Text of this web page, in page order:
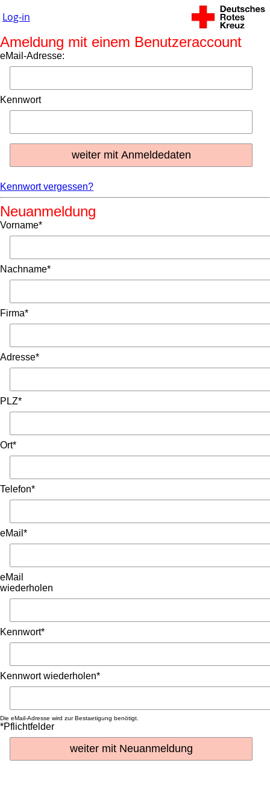
Log-in
Ameldung mit einem Benutzeraccount
eMail-Adresse:
Kennwort
Kennwort vergessen?
Neuanmeldung
Vorname*
Nachname*
Firma*
Adresse*
PLZ*
Ort*
Telefon*
eMail*
eMail
wiederholen
Kennwort*
Kennwort wiederholen*
Die eMail-Adresse wird zur Bestaetigung benötigt.
*Pflichtfelder